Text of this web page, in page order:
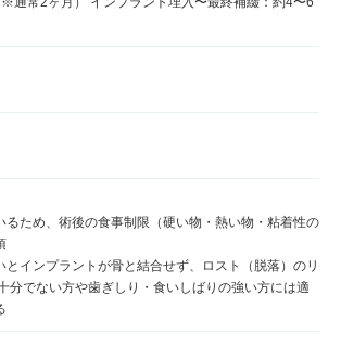
るため、術後の食事制限（硬い物・熱い物・粘着性の
とインプラントが骨と結合せず、ロスト（脱落）のリ
分でない方や歯ぎしり・食いしばりの強い方には適